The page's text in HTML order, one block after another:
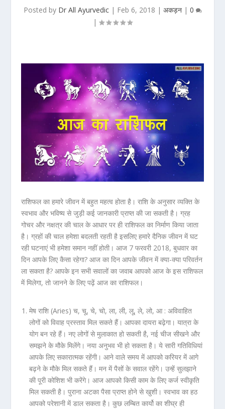
Posted by Dr All Ayurvedic| Feb 6, 2018 | अकड़न| 0
|
राशिफल का हमारे जीवन में बहुत महत्व होता है। राशि के अनुसार व्यक्ति के
स्वभाव और भविष्य से जुड़ी कई जानकारी प्राप्त की जा सकती है। ग्रह
गोचर और नक्षत्र की चाल के आधार पर ही राशिफल का निर्माण किया जाता
है। ग्रहों की चाल हमेशा बदलती रहती है इसलिए हमारे दैनिक जीवन में घट
रही घटनाएं भी हमेशा समान नहीं होती। आज 7 फरवरी 2018, बुधवार का
दिन आपके लिए कैसा रहेगा? आज का दिन आपके जीवन में क्या-क्या परिवर्तन
ला सकता है? आपके इन सभी सवालों का जवाब आपको आज के इस राशिफल
में मिलेगा, तो जानने के लिए पढ़ें आज का राशिफल।
मेष राशि (Aries) च, चू, चे, चो, ला, ली, लू, ले, लो, आ : अविवाहित
लोगों को विवाह प्रस्ताव मिल सकते हैं। आपका दायरा बढ़ेगा। यात्रा के
योग बन रहे हैं। नए लोगों से मुलाकात हो सकती है, नई चीज सीखने और
समझने के मौके मिलेंगे। नया अनुभव भी हो सकता है। ये सारी गतिविधियां
आपके लिए सकारात्मक रहेंगी। आने वाले समय में आपको करियर में आगे
बढ़ने के मौके मिल सकते हैं। मन में पैसों के सवाल रहेंगे। उन्हें सुलझाने
की पूरी कोशिश भी करेंगे। आज आपको किसी काम के लिए कर्ज स्वीकृति
मिल सकती है। पुराना अटका पैसा प्राप्त होने से खुशी। स्वभाव का हठ
आपको परेशानी में डाल सकता है। कुछ लम्बित कार्यो का शीघ्र ही